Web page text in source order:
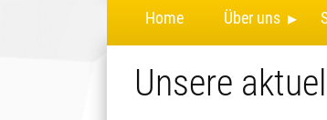
Home Über uns ▸
Unsere